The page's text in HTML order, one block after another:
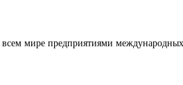
мире предприятиями международных